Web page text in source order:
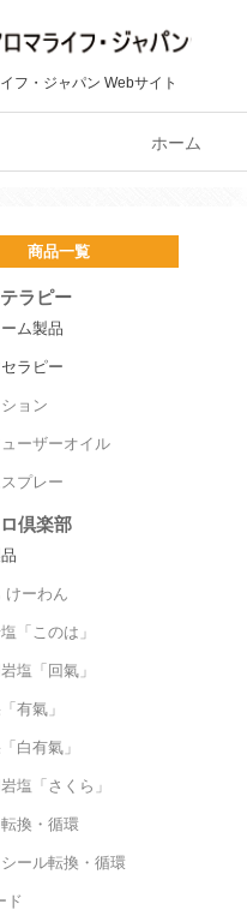
フ・ジャパン Webサイト
ホーム
商品一覧
ラピー
ム製品
ラピー
ョン
ーザーオイル
プレー
倶楽部
けーわん
「このは」
塩「回氣」
有氣」
白有氣」
塩「さくら」
換・循環
ール転換・循環
ド